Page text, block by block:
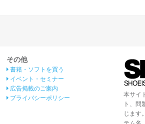
その他
書籍・ソフトを買う
イベント・セミナー
広告掲載のご案内
プライバシーポリシー
本サイ
ト、問
じます